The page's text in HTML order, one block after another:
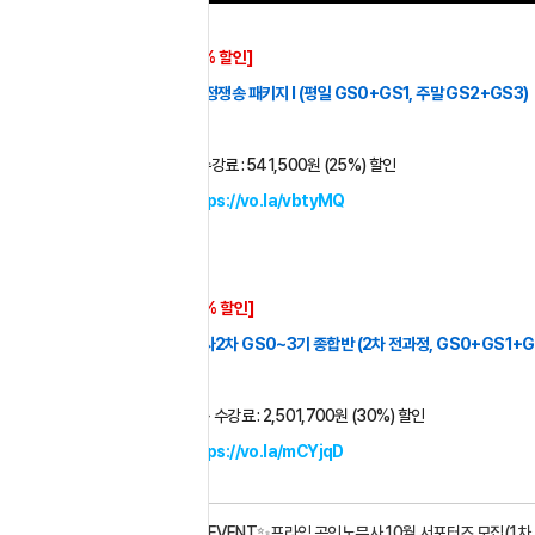
[EVENT 25% 할인]
2025 김기홍 행정쟁송 패키지 I (평일 GS0+GS1, 주말 GS2+GS3)
원 → 수강료 : 541,500원 (25%) 할인
https://vo.la/vbtyMQ
[EVENT 30% 할인]
2025 공인노무사2차 GS0~3기 종합반 (2차 전과정,
원 → 수강료 : 2,501,700원 (30%) 할인
https://vo.la/mCYjqD